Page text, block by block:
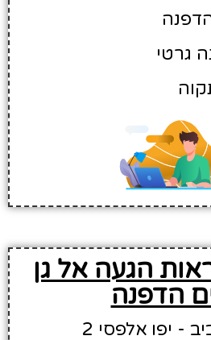
גרטי
הגעה אל גן
הדפנה
- יפו אלפסי 2